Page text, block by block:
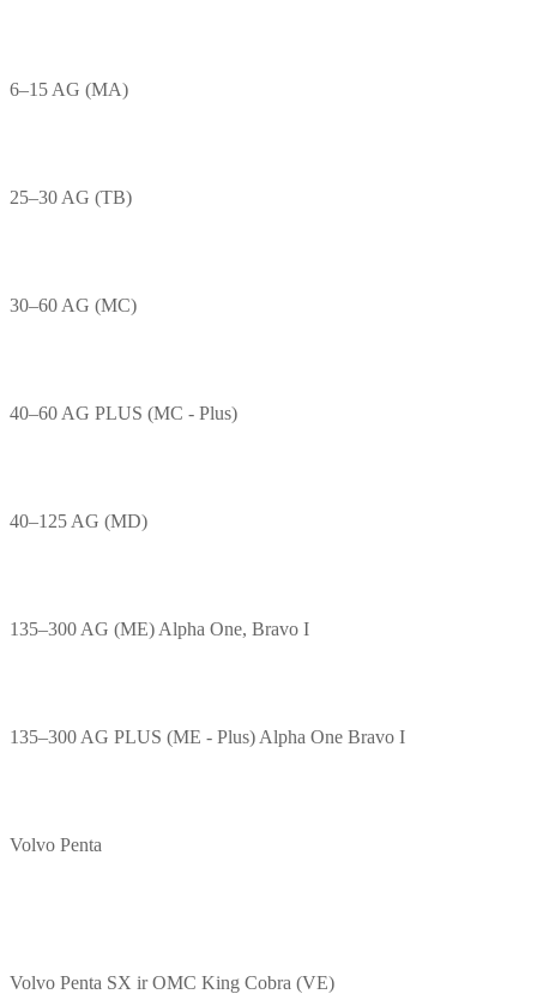
6–15 AG (MA)
25–30 AG (TB)
30–60 AG (MC)
40–60 AG PLUS (MC - Plus)
40–125 AG (MD)
135–300 AG (ME) Alpha One, Bravo I
135–300 AG PLUS (ME - Plus) Alpha One Bravo I
Volvo Penta
Volvo Penta SX ir OMC King Cobra (VE)